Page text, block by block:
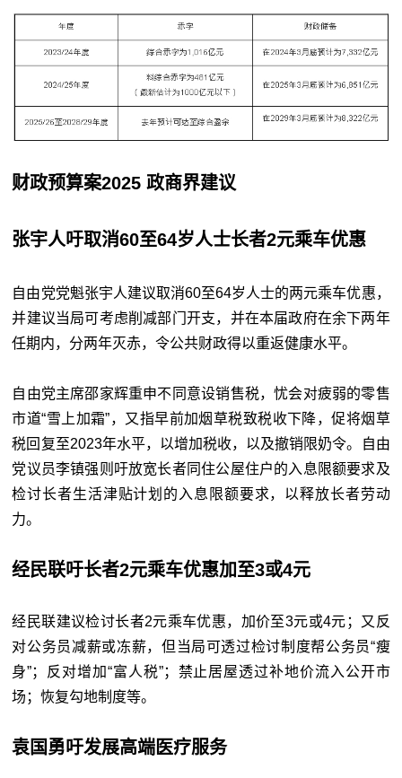
财政预算案2025 政商界建议
张宇人吁取消60至64岁人士长者2元乘车优惠
自由党党魁张宇人建议取消60至64岁人士的两元乘车优惠，
并建议当局可考虑削减部门开支，并在本届政府在余下两年
任期内，分两年灭赤，令公共财政得以重返健康水平。
自由党主席邵家辉重申不同意设销售税，忧会对疲弱的零售
市道“雪上加霜”，又指早前加烟草税致税收下降，促将烟草
税回复至2023年水平，以增加税收，以及撤销限奶令。自由
党议员李镇强则吁放宽长者同住公屋住户的入息限额要求及
检讨长者生活津贴计划的入息限额要求，以释放长者劳动
力。
经民联吁长者2元乘车优惠加至3或4元
经民联建议检讨长者2元乘车优惠，加价至3元或4元；又反
对公务员减薪或冻薪，但当局可透过检讨制度帮公务员“瘦
身”；反对增加“富人税”；禁止居屋透过补地价流入公开市
场；恢复勾地制度等。
袁国勇吁发展高端医疗服务